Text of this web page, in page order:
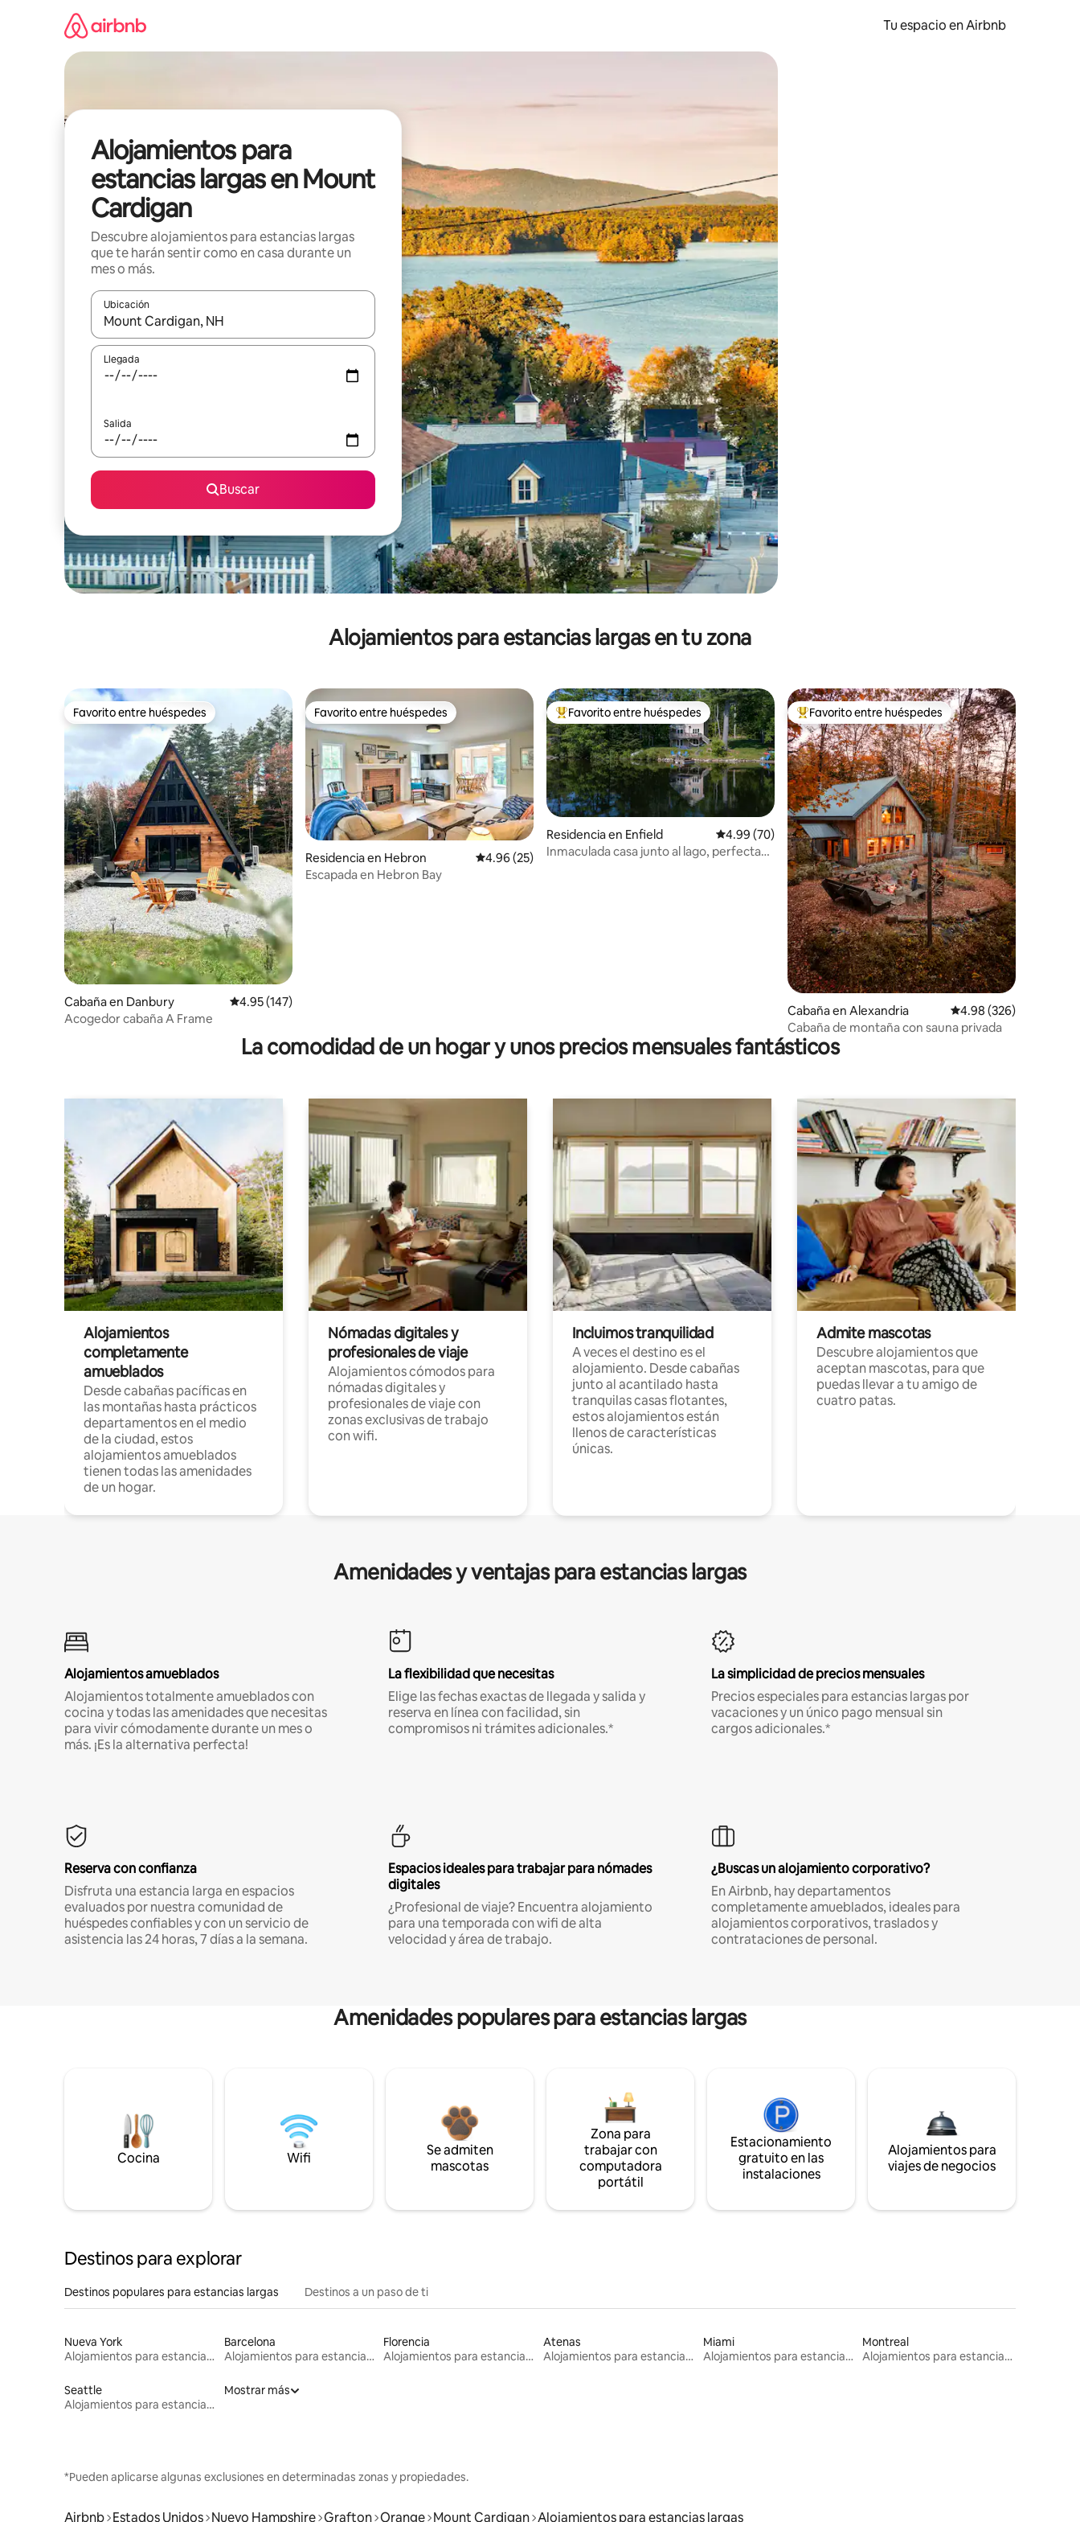
Tu espacio en Airbnb
Alojamientos para
estancias largas en Mount
Cardigan
Descubre alojamientos para estancias largas
que te harán sentir como en casa durante un
mes o más.
Ubicación
Cuando los resultados estén disponibles, podrás navegar usando las teclas de las flechas hacia arriba y hacia abajo, o bien tocando y deslizando la pantalla.
Llegada
Salida
Buscar
Alojamientos para estancias largas en tu zona
Favorito entre huéspedes
Favorito entre huéspedes
Cabaña en Danbury Calificación promedio: 4.95 de 5; 147 evaluaciones
4.95 (147)
Acogedor cabaña A Frame
Favorito entre huéspedes
Favorito entre huéspedes
Residencia en Hebron Calificación promedio: 4.96 de 5; 25 evaluaciones
4.96 (25)
Escapada en Hebron Bay
De los mejores en Favorito entre huéspedes
Favorito entre huéspedes
Residencia en Enfield Calificación promedio: 4.99 de 5; 70 evaluaciones
4.99 (70)
Inmaculada casa junto al lago, perfecta
De los mejores en Favorito entre huéspedes
Favorito entre huéspedes
Cabaña en Alexandria Calificación promedio:
4.98 (326)
Cabaña de montaña con sauna privada
La comodidad de un hogar y unos precios mensuales fantásticos
Alojamientos
completamente
amueblados
Desde cabañas pacíficas en
las montañas hasta prácticos
departamentos en el medio
de la ciudad, estos
alojamientos amueblados
tienen todas las amenidades
de un hogar.
Nómadas digitales y
profesionales de viaje
Alojamientos cómodos para
nómadas digitales y
profesionales de viaje con
zonas exclusivas de trabajo
con wifi.
Incluimos tranquilidad
A veces el destino es el
alojamiento. Desde cabañas
junto al acantilado hasta
tranquilas casas flotantes,
estos alojamientos están
llenos de características
únicas.
Admite mascotas
Descubre alojamientos que
aceptan mascotas, para que
puedas llevar a tu amigo de
cuatro patas.
Amenidades y ventajas para estancias largas
Alojamientos amueblados
Alojamientos totalmente amueblados con
cocina y todas las amenidades que necesitas
para vivir cómodamente durante un mes o
más. ¡Es la alternativa perfecta!
La flexibilidad que necesitas
Elige las fechas exactas de llegada y salida y
reserva en línea con facilidad, sin
compromisos ni trámites adicionales.*
La simplicidad de precios mensuales
Precios especiales para estancias largas por
vacaciones y un único pago mensual sin
cargos adicionales.*
Reserva con confianza
Disfruta una estancia larga en espacios
evaluados por nuestra comunidad de
huéspedes confiables y con un servicio de
asistencia las 24 horas, 7 días a la semana.
Espacios ideales para trabajar para nómades
digitales
¿Profesional de viaje? Encuentra alojamiento
para una temporada con wifi de alta
velocidad y área de trabajo.
¿Buscas un alojamiento corporativo?
En Airbnb, hay departamentos
completamente amueblados, ideales para
alojamientos corporativos, traslados y
contrataciones de personal.
Amenidades populares para estancias largas
Cocina Wifi
Se admiten
mascotas
Zona para
trabajar con
computadora
portátil
Estacionamiento
gratuito en las
instalaciones
Alojamientos para
viajes de negocios
Destinos para explorar
Destinos populares para estancias largas Destinos a un paso de ti
Nueva York
Alojamientos para estancias largas
Barcelona
Alojamientos para estancias largas
Florencia
Alojamientos para estancias largas
Atenas
Alojamientos para estancias largas
Miami
Alojamientos para estancias largas
Montreal
Alojamientos para estancias largas
Seattle
Alojamientos para estancias largas
Mostrar más
*Pueden aplicarse algunas exclusiones en determinadas zonas y propiedades.
Airbnb Estados Unidos Nuevo Hampshire Grafton Orange Mount Cardigan Alojamientos para estancias largas